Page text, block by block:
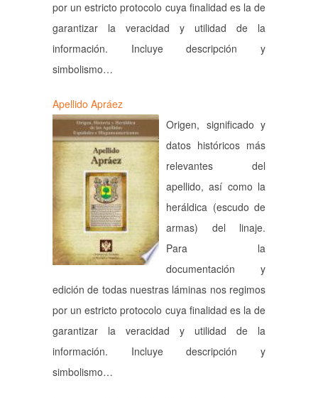
por un estricto protocolo cuya finalidad es la de
garantizar la veracidad y utilidad de la
información. Incluye descripción y
simbolismo…
Apellido Apráez
Origen, significado y
datos históricos más
relevantes del
apellido, así como la
heráldica (escudo de
armas) del linaje.
Para la
documentación y
edición de todas nuestras láminas nos regimos
por un estricto protocolo cuya finalidad es la de
garantizar la veracidad y utilidad de la
información. Incluye descripción y
simbolismo…